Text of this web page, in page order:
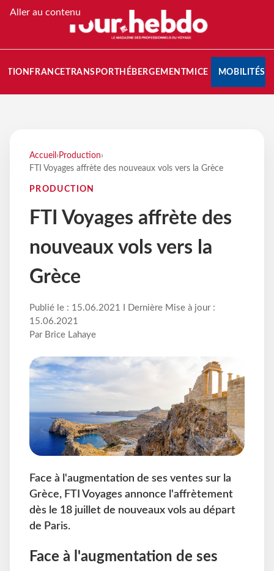
Aller au contenu
FRANCETRANSPORT HÉBERGEMENTMICE MOBILITÉS
Accueil › Production›
FTI Voyages affrète des nouveaux vols vers la Grèce
PRODUCTION
FTI Voyages affrète des
nouveaux vols vers la
Grèce
Publié le : 15.06.2021 I Dernière Mise à jour :
15.06.2021
Par Brice Lahaye
Face à l'augmentation de ses ventes sur la
Grèce, FTI Voyages annonce l'affrètement
dès le 18 juillet de nouveaux vols au départ
de Paris.
Face à l'augmentation de ses